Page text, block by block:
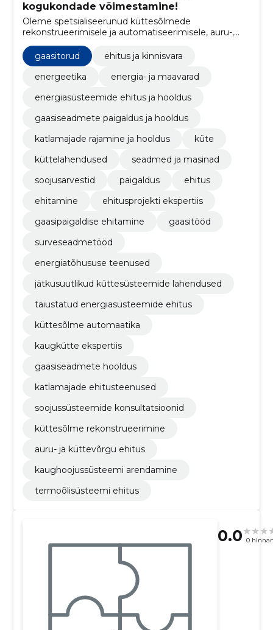
kogukondade võimestamine!
Oleme spetsialiseerunud küttesõlmede
rekonstrueerimisele ja automatiseerimisele, auru-,
kütte- ja kaugküttetorustike ehitamisele,
soojustustöödele, soojuskonsultatsioonidele ning
gaasiseadmete ja katlamajade projekteerimisele,
paigaldamisele ja hooldusele.
gaasitorud
ehitus ja kinnisvara
energeetika
energia- ja maavarad
energiasüsteemide ehitus ja hooldus
gaasiseadmete paigaldus ja hooldus
katlamajade rajamine ja hooldus
küte
küttelahendused
seadmed ja masinad
soojusarvestid
paigaldus
ehitus
ehitamine
ehitusprojekti ekspertiis
gaasipaigaldise ehitamine
gaasitööd
surveseadmetööd
energiatõhususe teenused
jätkusuutlikud küttesüsteemide lahendused
täiustatud energiasüsteemide ehitus
küttesõlme automaatika
kaugkütte ekspertiis
gaasiseadmete hooldus
katlamajade ehitusteenused
soojussüsteemide konsultatsioonid
küttesõlme rekonstrueerimine
auru- ja küttevõrgu ehitus
kaughoojussüsteemi arendamine
termoõlisüsteemi ehitus
0.0 0